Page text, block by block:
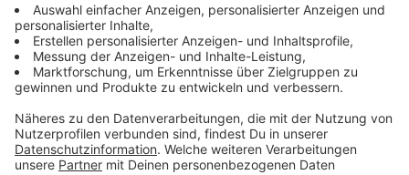
Düsseldorf
Sa., 11.12., 20:30 Uhr Fortuna Düsseldorf - FC St.
Pauli
Sandhausen
Sa., 15.01., 13:30 Uhr SV Werder Bremen - Fortuna